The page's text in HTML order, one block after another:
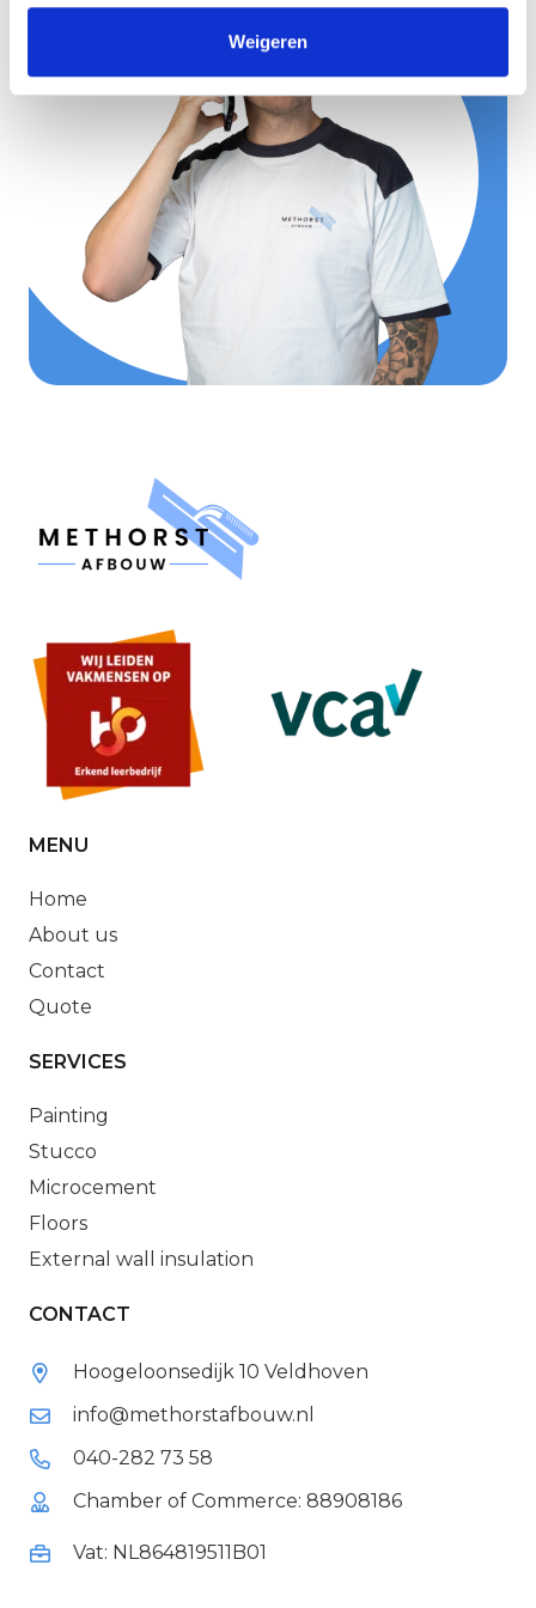
Weigeren
MENU
Home
About us
Contact
Quote
SERVICES
Painting
Stucco
Microcement
Floors
External wall insulation
CONTACT
Hoogeloonsedijk 10 Veldhoven
info@methorstafbouw.nl
040-282 73 58
Chamber of Commerce: 88908186
Vat: NL864819511B01